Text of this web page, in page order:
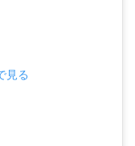
見る